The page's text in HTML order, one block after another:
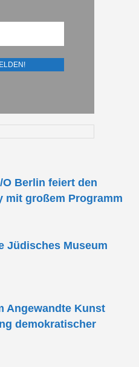
Berlin feiert den
mit großem Programm
Jüdisches Museum
Angewandte Kunst
demokratischer